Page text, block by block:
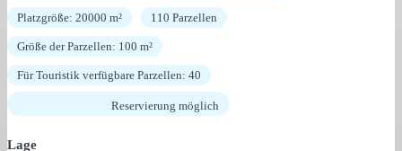
Platzgröße: 20000 m² 110 Parzellen
Größe der Parzellen: 100 m²
Für Touristik verfügbare Parzellen: 40
Reservierung möglich
Lage